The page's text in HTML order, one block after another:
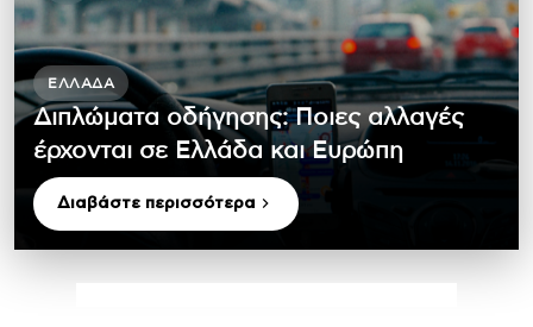
ΕΛΛΆΔΑ
Διπλώματα οδήγησης: Ποιες αλλαγές
έρχονται σε Ελλάδα και Ευρώπη
Διαβάστε περισσότερα